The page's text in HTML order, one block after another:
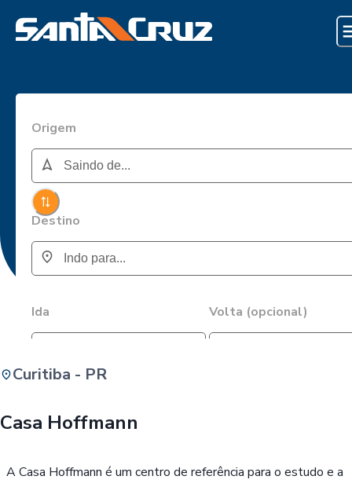
Origem
Destino
Ida Volta (opcional)
Curitiba - PR
Casa Hoffmann
A Casa Hoffmann é um centro de referência para o estudo e a